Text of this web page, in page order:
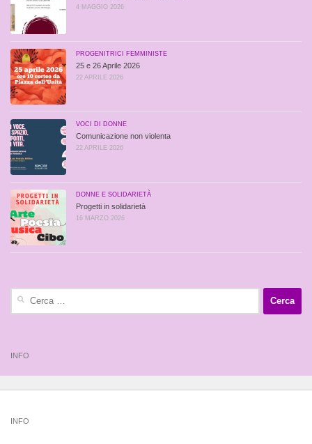
4 MAGGIO 2026
PROGENITRICI FEMMINISTE
25 e 26 Aprile 2026
22 APRILE 2026
VOCI DI DONNE
Comunicazione non violenta
22 APRILE 2026
DONNE E SOLIDARIETÀ
Progetti in solidarietà
16 MARZO 2026
INFO
INFO